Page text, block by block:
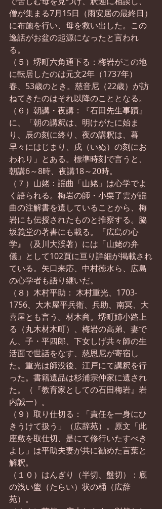
僧が集まる7月15日（雨安居の最終日）
に布施を行い、母を救い出した。この
逸話がお盆の起源になったと言われ
る。
（５）堺町六角通下る：梅岩がこの地
に転居したのは元文2年（1737年）
春、53歳のとき。慈音尼（22歳）が訪
ねてきたのはそれ以降のこととなる。
（６）朝講・夜講：『石田先生事蹟』
に、「朝の講釈は、明けがたに始ま
り、辰の刻に終り、夜の講釈は、暮
早々にはじまり、戌（いぬ）の刻にお
われり」とある。標準時刻で言うと、
朝講6～8時、夜講18～20時。
（７）山姥：謡曲「山姥」は心学でよ
く語られる。梅岩の師・小栗了雲が謡
曲の注解書を遺していることから、梅
岩にも伝授されたものと推察する。脇
坂義堂の著書にも載る。『広島の心
学』（及川大渓著）には「山姥の弁
儀」として102頁に亘り詳細が掲載され
ている。矢口来応、中村徳水ら、広島
の心学者も語り継いだ。
（８）木村平助： 木村重光、1703-
1756、大木屋平兵衛、兵助、南冥、大
喜屋とも言う。材木商。堺町姉小路上
る（丸木材木町）、梅岩の高弟、妻で
ん、子・平四郎、下女しげ共々師の生
活面で世話をなす、慈恩尼が寄宿し
た。重光は師没後、江戸にて講釈を行
った。書籍遺品は杉浦宗仲家に遺され
た。（『教育家としての石田梅岩』岩
内誠一）。
（９）取り仕切る：「責任を一身にひ
きうけて扱う」（広辞苑）。原文「此
座敷を取仕切、是にて修行いたすべき
よし」は平助夫妻が共に勧めた言葉と
解釈。
（１０）はんぎり（半切、盤切）：底
の浅い盥（たらい）状の桶（広辞
苑）。